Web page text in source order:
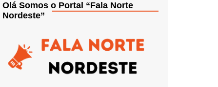
Olá Somos o Portal “Fala Norte
Nordeste”